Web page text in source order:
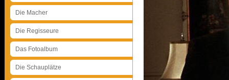
Die Macher
Die Regisseure
Das Fotoalbum
Die Schauplätze